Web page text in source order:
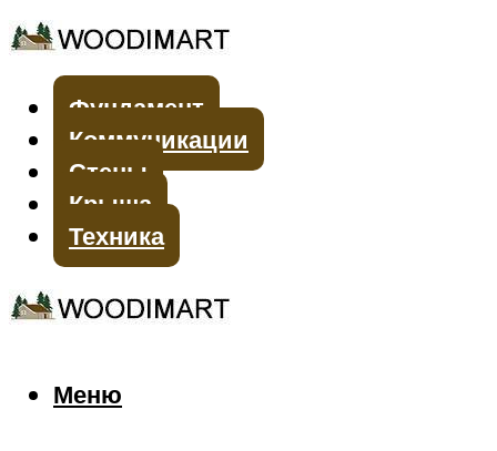
Фундамент
Коммуникации
Стены
Крыша
Техника
Меню
Меню